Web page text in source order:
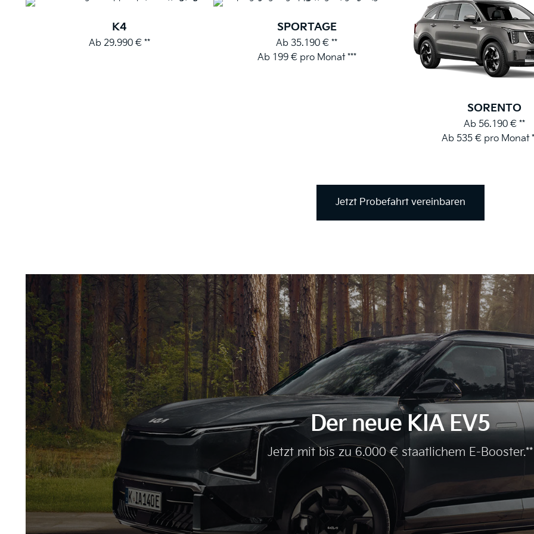
K4
Ab 29.990 € **
SPORTAGE
Ab 35.190 € **
Ab 199 € pro Monat ***
SORENTO
Ab 56.190 € **
Ab 535 € pro Monat
Jetzt Probefahrt vereinbaren
Der neue KIA EV5
Jetzt mit bis zu 6.000 € staatlichem E-Booster.**